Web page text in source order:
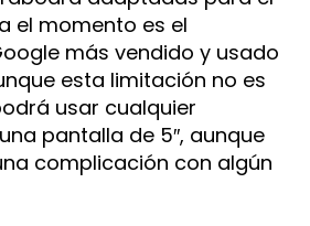
el momento es el
más vendido y usado
esta limitación no es
usar cualquier
pantalla de 5″, aunque
complicación con algún